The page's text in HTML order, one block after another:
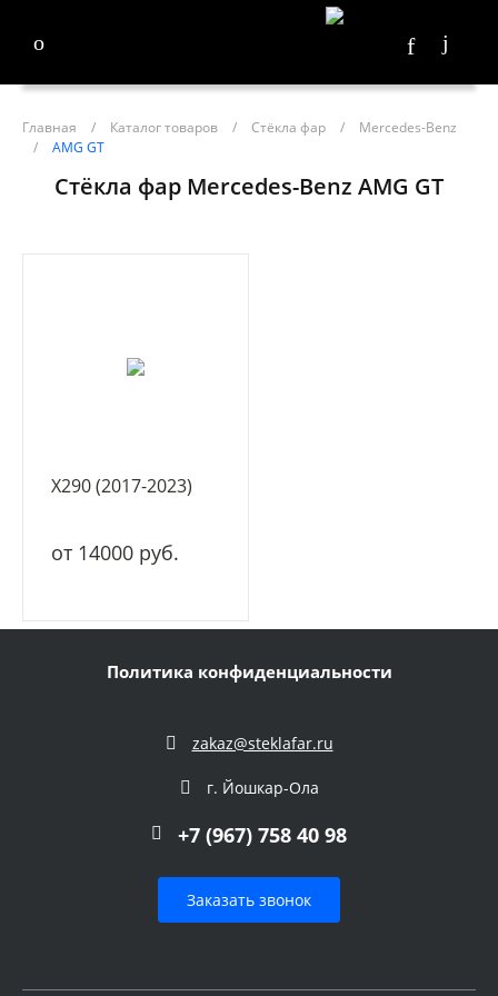
Главная / Каталог товаров / Стёкла фар /
Mercedes-Benz
/
AMG GT
Стёкла фар Mercedes-Benz AMG GT
X290 (2017-2023)
от 14000 руб.
Политика конфиденциальности
zakaz@steklafar.ru
г. Йошкар-Ола
+7 (967) 758 40 98
Заказать звонок